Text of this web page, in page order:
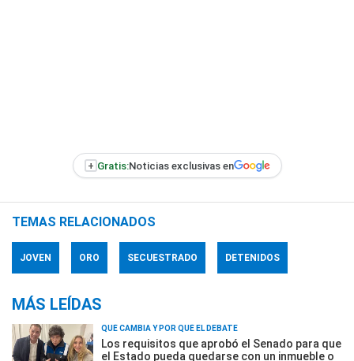
+ Gratis:Noticias exclusivas en
TEMAS RELACIONADOS
JOVEN ORO SECUESTRADO DETENIDOS
MÁS LEÍDAS
QUÉ CAMBIA Y POR QUÉ EL DEBATE
Los requisitos que aprobó el Senado para que
el Estado pueda quedarse con un inmueble o